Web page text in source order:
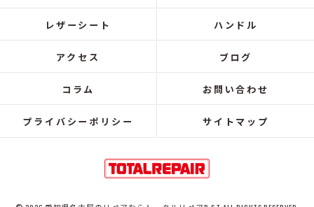
レザーシート ハンドル
アクセス ブログ
コラム お問い合わせ
プライバシーポリシー サイトマップ